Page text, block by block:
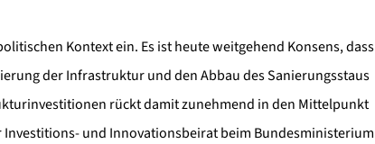
Kontext ein. Es ist heute weitgehend Konsens, dass
der Infrastruktur und den Abbau des Sanierungsstaus
rückt damit zunehmend in den Mittelpunkt
und Innovationsbeirat beim Bundesministerium